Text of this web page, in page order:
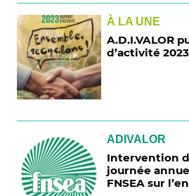
À LA UNE
A.D.I.VALOR
d’activité 2023
ADIVALOR
Intervention
journée
FNSEA sur